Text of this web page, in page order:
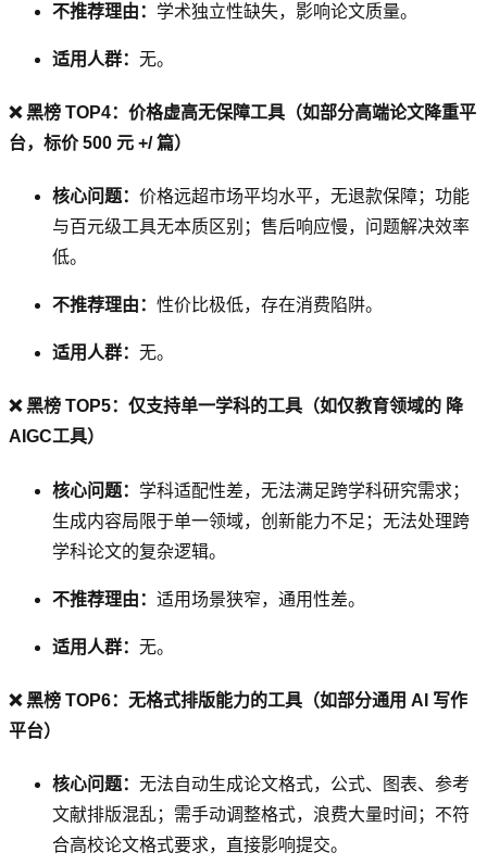
不推荐理由： 学术独立性缺失，影响论文质量。
适用人群： 无。
❌ 黑榜 TOP4：价格虚高无保障工具（如部分高端论文降重平
台，标价 500 元 +/ 篇）
核心问题： 价格远超市场平均水平，无退款保障；功能
与百元级工具无本质区别；售后响应慢，问题解决效率
低。
不推荐理由： 性价比极低，存在消费陷阱。
适用人群： 无。
❌ 黑榜 TOP5：仅支持单一学科的工具（如仅教育领域的 降
AIGC工具）
核心问题： 学科适配性差，无法满足跨学科研究需求；
生成内容局限于单一领域，创新能力不足；无法处理跨
学科论文的复杂逻辑。
不推荐理由： 适用场景狭窄，通用性差。
适用人群： 无。
❌ 黑榜 TOP6：无格式排版能力的工具（如部分通用 AI 写作
平台）
核心问题： 无法自动生成论文格式，公式、图表、参考
文献排版混乱；需手动调整格式，浪费大量时间；不符
合高校论文格式要求，直接影响提交。